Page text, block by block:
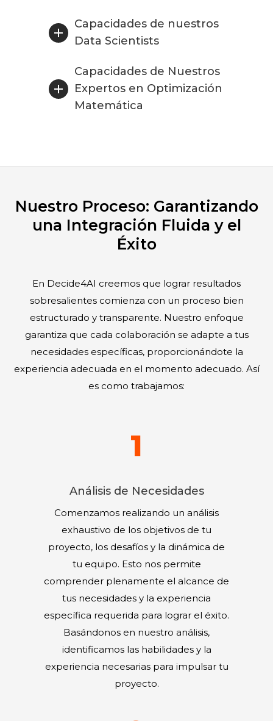
Capacidades de nuestros
Data Scientists
Capacidades de Nuestros
Expertos en Optimización
Matemática
Nuestro Proceso: Garantizando
una Integración Fluida y el
Éxito
En Decide4AI creemos que lograr resultados
sobresalientes comienza con un proceso bien
estructurado y transparente. Nuestro enfoque
garantiza que cada colaboración se adapte a tus
necesidades específicas, proporcionándote la
experiencia adecuada en el momento adecuado. Así
es como trabajamos:
1
Análisis de Necesidades
Comenzamos realizando un análisis
exhaustivo de los objetivos de tu
proyecto, los desafíos y la dinámica de
tu equipo. Esto nos permite
comprender plenamente el alcance de
tus necesidades y la experiencia
específica requerida para lograr el éxito.
Basándonos en nuestro análisis,
identificamos las habilidades y la
experiencia necesarias para impulsar tu
proyecto.